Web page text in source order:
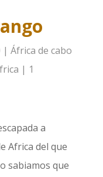
| África de cabo
| 1
a
Africa del que
sabiamos que